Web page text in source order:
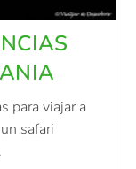
para viajar a
safari